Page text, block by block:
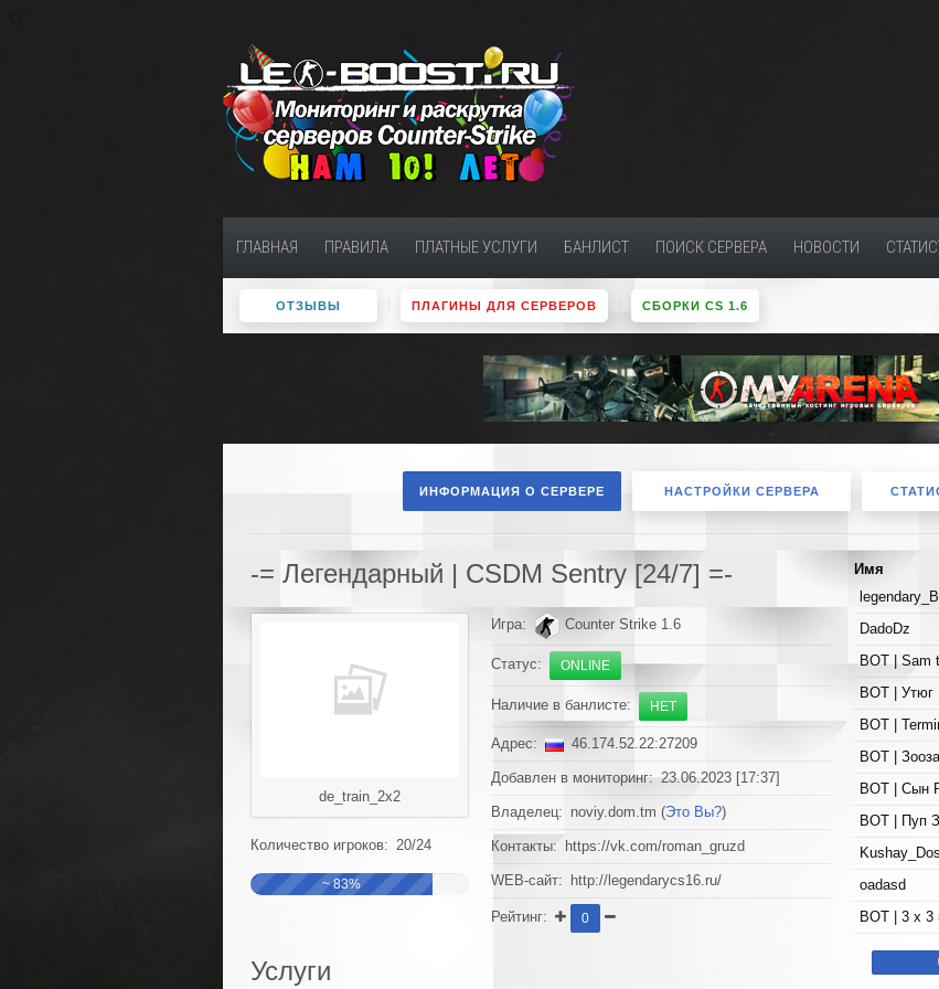
ГЛАВНАЯ ПРАВИЛА ПЛАТНЫЕ УСЛУГИ БАНЛИСТ ПОИСК СЕРВЕРА НОВОСТИ
ОТЗЫВЫ ПЛАГИНЫ ДЛЯ СЕРВЕРОВ СБОРКИ CS 1.6
ИНФОРМАЦИЯ О СЕРВЕРЕ НАСТРОЙКИ СЕРВЕРА
-= Легендарный | CSDM Sentry [24/7] =-
de_train_2x2
Количество игроков: 20/24
~ 83%
Игра: Counter Strike 1.6
Статус: ONLINE
Наличие в банлисте: НЕТ
Адрес: 46.174.52.22:27209
Добавлен в мониторинг: 23.06.2023 [17:37]
Владелец: noviy.dom.tm (Это Вы?)
Контакты: https://vk.com/roman_gruzd
WEB-сайт: http://legendarycs16.ru/
Рейтинг: 0
Услуги
Имя
DadoDz
BOT | Sam
BOT | Утюг
BOT |
BOT |
BOT | Сын
BOT | Пуп
oadasd
BOT | 3 х 3